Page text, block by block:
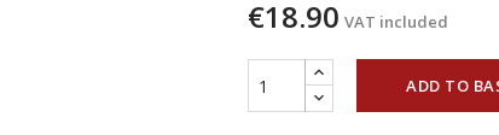
€18.90 VAT included
ADD TO